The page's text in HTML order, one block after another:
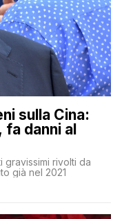
sulla Cina:
fa danni al
gravissimi rivolti da
già nel 2021